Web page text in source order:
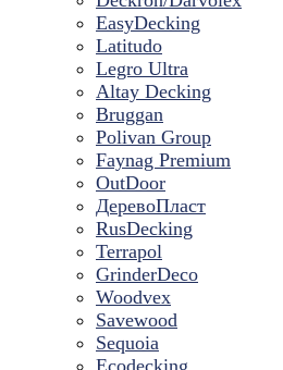
EasyDecking
Latitudo
Legro Ultra
Altay Decking
Bruggan
Polivan Group
Faynag Premium
OutDoor
ДеревоПласт
RusDecking
Terrapol
GrinderDeco
Woodvex
Savewood
Sequoia
Ecodecking